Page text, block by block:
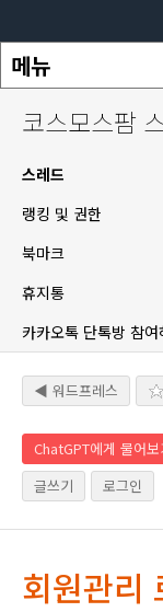
코스모스팜
스레드
랭킹 및 권한
북마크
휴지통
카카오톡 단톡방 참여
◀ 워드프레스
ChatGPT에게 물어보
글쓰기
로그인
회원관리